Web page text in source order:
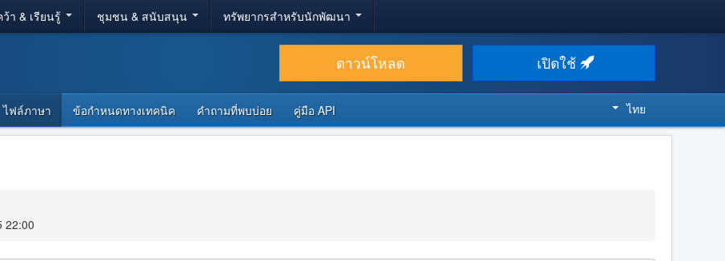
า & เรียนรู้ ชุมชน & สนับสนุน ทรัพยากรสำหรับนักพัฒนา
ดาวน์โหลด เปิดใช้
ไฟล์ภาษา ข้อกำหนดทางเทคนิค คำถามที่พบบ่อย คู่มือ API ไทย
22:00